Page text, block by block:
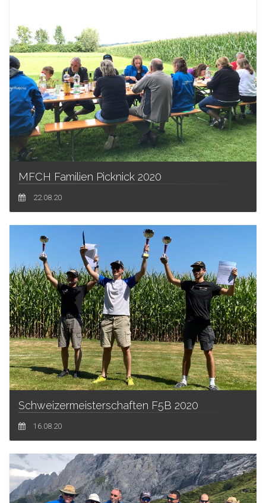
MFCH Familien Picknick 2020
22.08.20
Schweizermeisterschaften F5B 2020
16.08.20